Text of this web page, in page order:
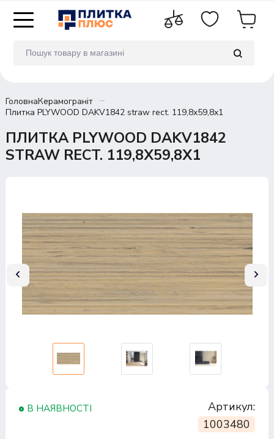
ГоловнаКерамограніт
Плитка PLYWOOD DAKV1842 straw rect. 119,8x59,8x1
ПЛИТКА PLYWOOD DAKV1842
STRAW RECT. 119,8X59,8X1
В НАЯВНОСТІ
Артикул:
1003480